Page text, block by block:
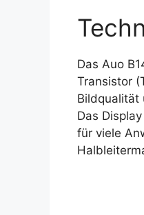
Das Auo
Transistor
Bildqualität
Das
für viele